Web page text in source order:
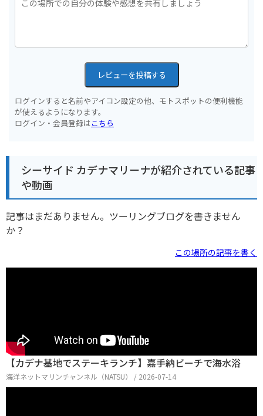
レビューを投稿する
ログインすると名前やアイコン設定の他、モトスポットの便利機能
が使えるようになります。
ログイン・会員登録はこちら
シーサイド カデナマリーナが紹介されている記事
や動画
記事はまだありません。ツーリングブログを書きません
か？
この場所の記事を書く
【カデナ基地でステーキランチ】嘉手納ビーチで海水浴
海洋ネットマリンチャンネル（NATSU） / 2026-07-14